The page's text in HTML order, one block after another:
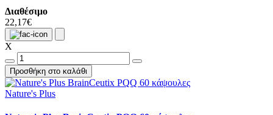
Διαθέσιμο
22,17€
X
Προσθήκη στο καλάθι
Nature's Plus